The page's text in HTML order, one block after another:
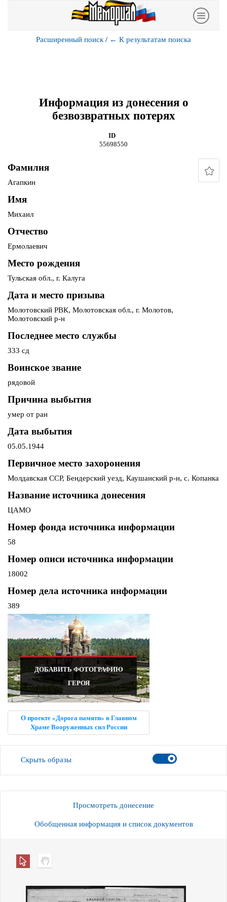
Расширенный поиск / ← К результатам поиска
Информация из донесения о
безвозвратных потерях
ID
55698550
Фамилия
Агапкин
Имя
Михаил
Отчество
Ермолаевич
Место рождения
Тульская обл., г. Калуга
Дата и место призыва
Молотовский РВК, Молотовская обл., г. Молотов,
Молотовский р-н
Последнее место службы
333 сд
Воинское звание
рядовой
Причина выбытия
умер от ран
Дата выбытия
05.05.1944
Первичное место захоронения
Молдавская ССР, Бендерский уезд, Каушанский р-н, с. Копанка
Название источника донесения
ЦАМО
Номер фонда источника информации
58
Номер описи источника информации
18002
Номер дела источника информации
389
ДОБАВИТЬ ФОТОГРАФИЮ
ГЕРОЯ
О проекте «Дорога памяти» в Главном
Храме Вооруженных сил России
Скрыть образы
Просмотреть донесение
Обобщенная информация и список документов